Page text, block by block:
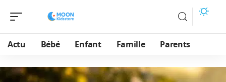
Actu Bébé Enfant Famille Parents